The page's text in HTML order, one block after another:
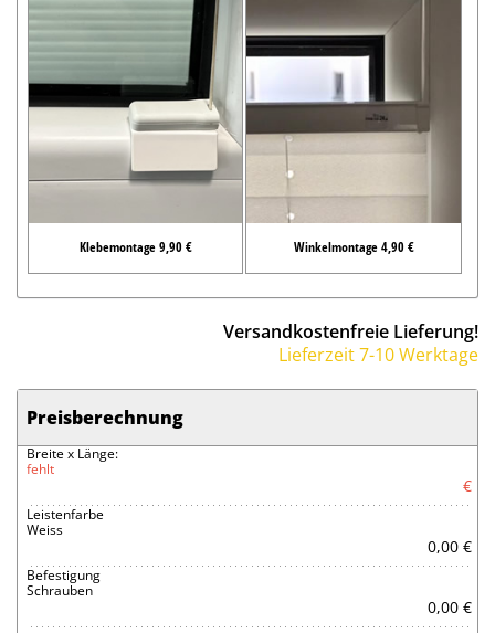
Klebemontage 9,90 € Winkelmontage 4,90 €
Versandkostenfreie Lieferung!
Lieferzeit 7-10 Werktage
Preisberechnung
Breite x Länge:
fehlt
€
Leistenfarbe
Weiss
0,00 €
Befestigung
Schrauben
0,00 €